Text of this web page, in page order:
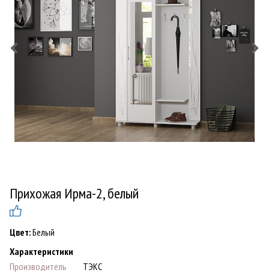
Прихожая Ирма-2, белый
Цвет:Белый
Характеристики
Производитель
ТЭКС